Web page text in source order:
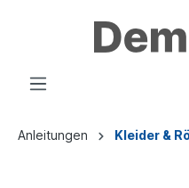
Anleitungen Kleider &